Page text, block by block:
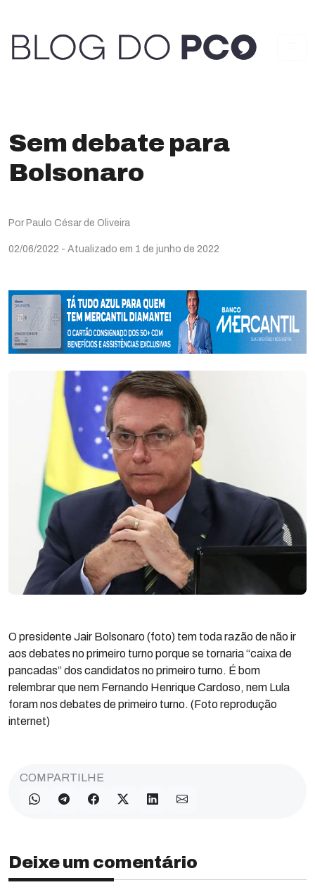
Sem debate para
Bolsonaro
Por Paulo César de Oliveira
02/06/2022 - Atualizado em 1 de junho de 2022
O presidente Jair Bolsonaro (foto) tem toda razão de não ir
aos debates no primeiro turno porque se tornaria “caixa de
pancadas” dos candidatos no primeiro turno. É bom
relembrar que nem Fernando Henrique Cardoso, nem Lula
foram nos debates de primeiro turno. (Foto reprodução
internet)
COMPARTILHE
Deixe um comentário